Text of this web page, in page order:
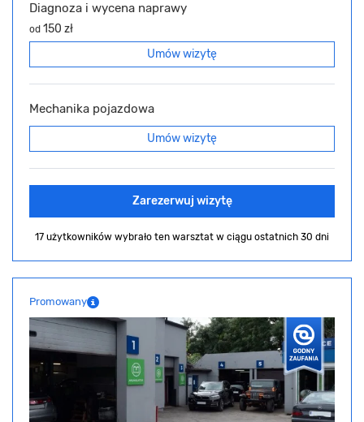
Diagnoza i wycena naprawy
od 150 zł
Umów wizytę
Mechanika pojazdowa
Umów wizytę
Zarezerwuj wizytę
17 użytkowników wybrało ten warsztat w ciągu ostatnich 30 dni
Promowany